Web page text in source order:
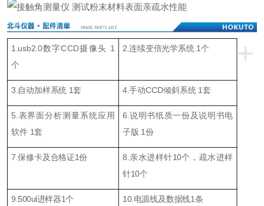
+
1.usb2.0数字CCD摄像头 1
个
2.连续变倍光学系统 1个
3. 自动加样系统 1套 4.手动CCD倾斜系统1套
5. 表界面分析测量系统应用
软件 1套
6.说明书纸质一份及说明书电
子版 1份
7.保修卡及合格证1份 8. 亲水进样针10个，疏水进样
针10个
9.500ul进样器1个 10. 电源线及数据线1条